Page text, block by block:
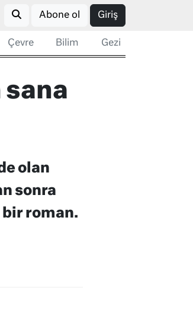
Abone ol Giriş
Çevre Bilim Gezi
sana
olan
sonra
bir roman.